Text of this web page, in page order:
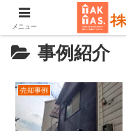
事例紹介
売却事例
メニュー